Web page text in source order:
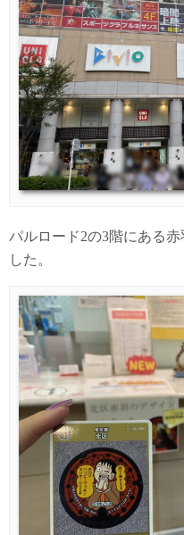
パルロード2の3階にある
した。